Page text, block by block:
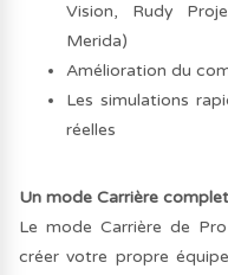
Vision, Rudy
Merida)
Amélioration du
Les simulations
réelles
Un mode Carrière complet
Le mode Carrière de
créer votre propre